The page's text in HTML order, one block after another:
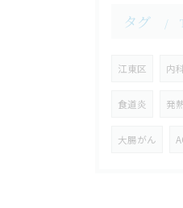
タグ
江東区 内科
食道炎 発
大腸がん